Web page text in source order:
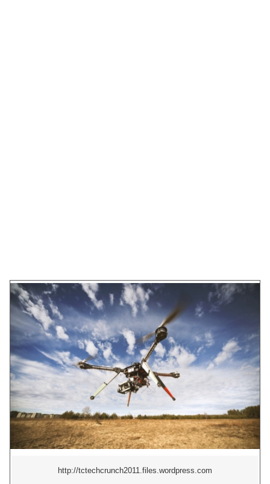
http://tctechcrunch2011.files.wordpress.com